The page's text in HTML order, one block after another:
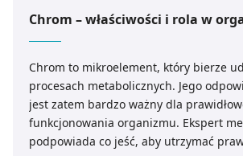
Chrom – właściwości i rola w
Chrom to mikroelement, który bierze
procesach metabolicznych. Jego
jest zatem bardzo ważny dla
funkcjonowania organizmu. Ekspert
podpowiada co jeść, aby utrzymać